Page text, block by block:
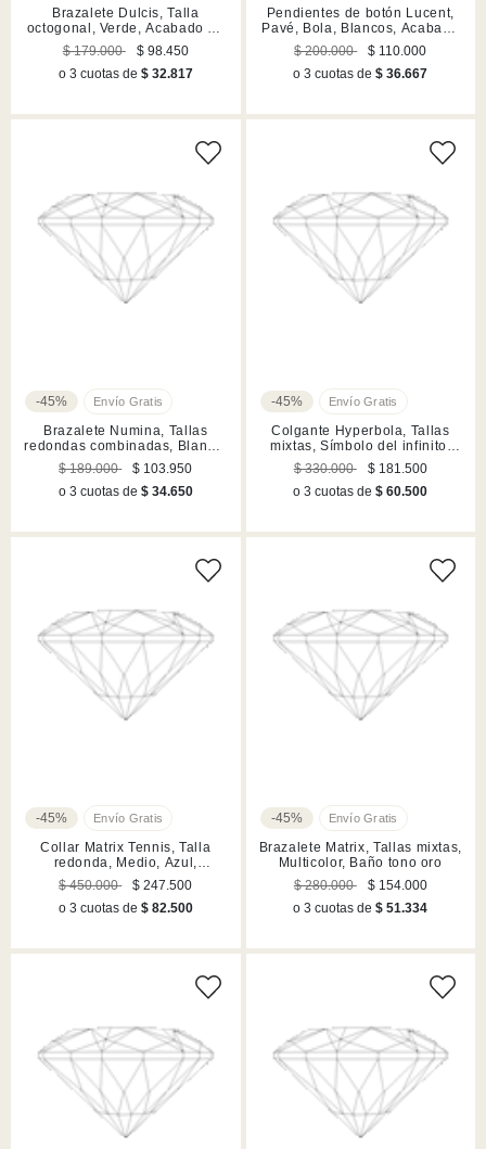
Brazalete Dulcis, Talla
octogonal, Verde, Acabado en
tono oro
$ 179.000
$ 98.450
o 3 cuotas de $ 32.817
Pendientes de botón Lucent,
Pavé, Bola, Blancos, Acabado
en rodio
$ 200.000
$ 110.000
o 3 cuotas de$ 36.667
-45%
Brazalete Numina, Tallas
redondas combinadas, Blanco,
Acabado en tono oro
$ 189.000
$ 103.950
o 3 cuotas de $ 34.650
-45%
Colgante Hyperbola, Tallas
mixtas, Símbolo del infinito,
Blanco, Baño de rodio
$ 330.000
$ 181.500
o 3 cuotas de$ 60.500
-45%
Collar Matrix Tennis, Talla
redonda, Medio, Azul,
Acabado en rodio
$ 450.000
$ 247.500
o 3 cuotas de $ 82.500
-45%
Brazalete Matrix, Tallas mixtas,
Multicolor, Baño tono oro
$ 280.000
$ 154.000
o 3 cuotas de$ 51.334